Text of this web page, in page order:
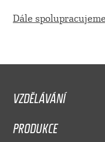
Dále spolupracujeme
VZDĚLÁVÁNÍ
PRODUKCE